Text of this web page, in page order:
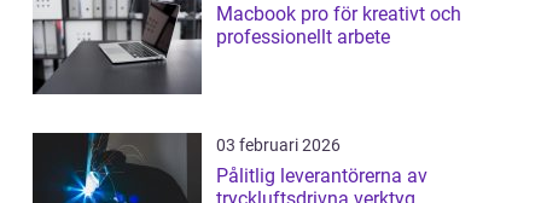
Macbook pro för kreativt och
professionellt arbete
03 februari 2026
Pålitlig leverantörerna av